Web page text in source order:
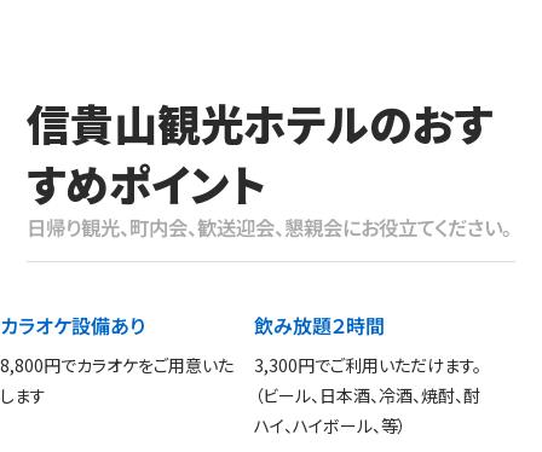
信貴山観光ホテルのおす
すめポイント
日帰り観光、町内会、歓送迎会、懇親会にお役立てください。
カラオケ設備あり
8,800円でカラオケをご用意いた
します
飲み放題２時間
3,300円でご利用いただけます。
（ビール、日本酒、冷酒、焼酎、酎
ハイ、ハイボール、等）